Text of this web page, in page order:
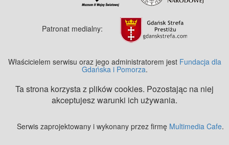
Patronat medialny:
Właścicielem serwisu oraz jego administratorem jest Fundacja dla
Gdańska i Pomorza.
Ta strona korzysta z plików cookies. Pozostając na niej
akceptujesz warunki ich używania.
Serwis zaprojektowany i wykonany przez firmę Multimedia Cafe.